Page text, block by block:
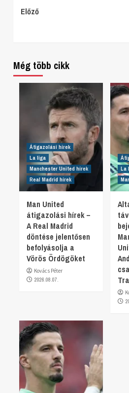
Continue
Előző
Még több cikk
Átigazolási hírek
La liga
Manchester United hírek
Real Madrid hírek
Man United
átigazolási hírek –
A Real Madrid
döntése jelentősen
befolyásolja a
Vörös Ördögöket
Kovács Péter
2026.08.07.
La